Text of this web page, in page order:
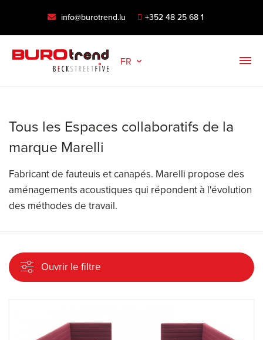
info@burotrend.lu +352 48 25 68 1
FR
Tous les Espaces collaboratifs de la
marque Marelli
Fabricant de fauteuis et canapés. Marelli propose des
aménagements acoustiques qui répondent à l'évolution
des méthodes de travail.
Ouvrir le filtre